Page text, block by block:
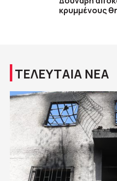
κρυμμένους
ΤΕΛΕΥΤΑΙΑ ΝΕΑ